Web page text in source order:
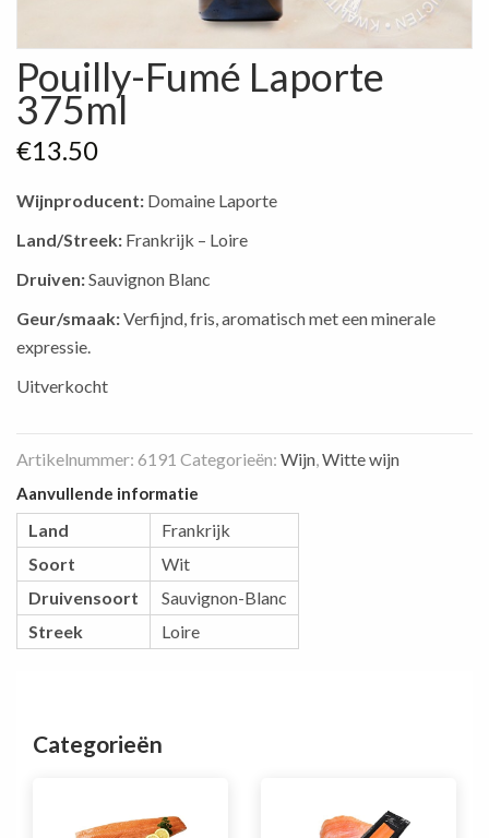
Pouilly-Fumé Laporte
375ml
€13.50
Wijnproducent: Domaine Laporte
Land/Streek: Frankrijk – Loire
Druiven:Sauvignon Blanc
Geur/smaak:Verfijnd, fris, aromatisch met een minerale
expressie.
Uitverkocht
Artikelnummer: 6191 Categorieën: Wijn,Witte wijn
Aanvullende informatie
Land
Frankrijk
Soort
Wit
Druivensoort
Sauvignon-Blanc
Streek
Loire
Categorieën